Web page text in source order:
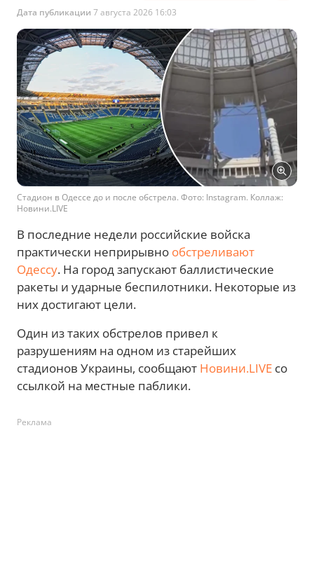
Дата публикации 7 августа 2026 16:03
Стадион в Одессе до и после обстрела. Фото: Instagram. Коллаж:
Новини.LIVE
В последние недели российские войска
практически неприрывно обстреливают
Одессу. На город запускают баллистические
ракеты и ударные беспилотники. Некоторые из
них достигают цели.
Один из таких обстрелов привел к
разрушениям на одном из старейших
стадионов Украины, сообщают Новини.LIVE со
ссылкой на местные паблики.
Реклама